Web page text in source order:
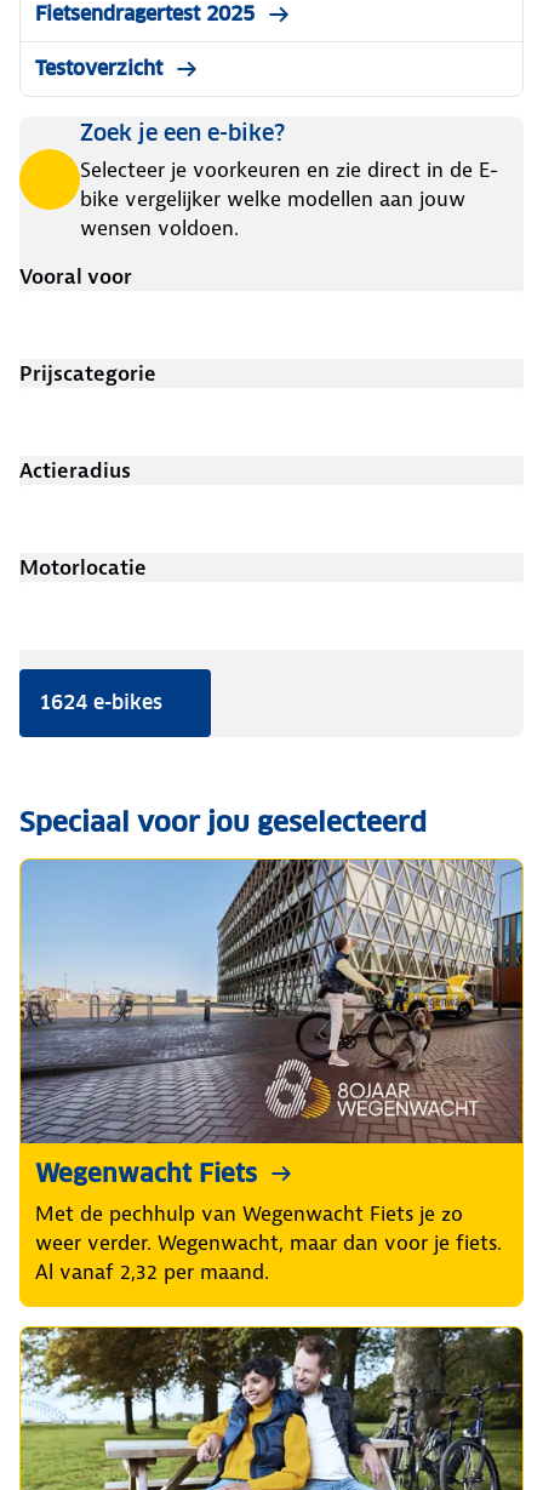
Fietsendragertest 2025
Testoverzicht
Zoek je een e-bike?
Selecteer je voorkeuren en zie direct in de E-
bike vergelijker welke modellen aan jouw
wensen voldoen.
Vooral voor
Prijscategorie
Actieradius
Motorlocatie
1624 e-bikes
Speciaal voor jou geselecteerd
Wegenwacht Fiets
Met de pechhulp van Wegenwacht Fiets je zo
weer verder. Wegenwacht, maar dan voor je fiets.
Al vanaf 2,32 per maand.